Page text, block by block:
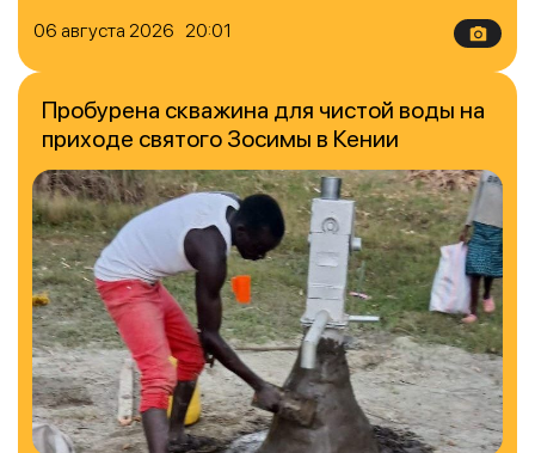
06 августа 2026 20:01
Пробурена скважина для чистой воды на
приходе святого Зосимы в Кении